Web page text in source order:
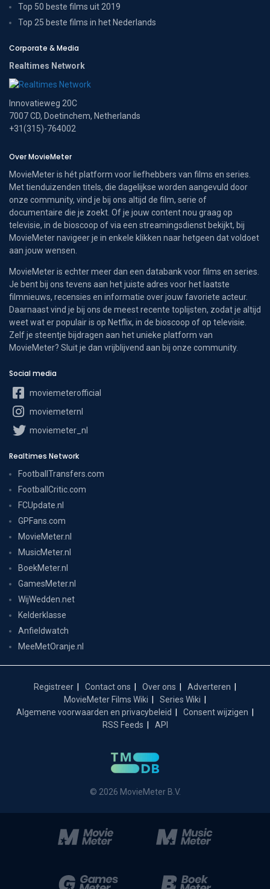
Top 50 beste films uit 2019
Top 25 beste films in het Nederlands
Corporate & Media
Realtimes Network
Innovatieweg 20C
7007 CD, Doetinchem, Netherlands
+31(315)-764002
Over MovieMeter
MovieMeter is hét platform voor liefhebbers van films en series.
Met tienduizenden titels, die dagelijkse worden aangevuld door
onze community, vind je bij ons altijd de film, serie of
documentaire die je zoekt. Of je jouw content nou graag op
televisie, in de bioscoop of via een streamingsdienst bekijkt, bij
MovieMeter navigeer je in enkele klikken naar hetgeen dat voldoet
aan jouw wensen.
MovieMeter is echter meer dan een databank voor films en series.
Je bent bij ons tevens aan het juiste adres voor het laatste
filmnieuws, recensies en informatie over jouw favoriete acteur.
Daarnaast vind je bij ons de meest recente toplijsten, zodat je altijd
weet wat er populair is op Netflix, in de bioscoop of op televisie.
Zelf je steentje bijdragen aan het unieke platform van
MovieMeter? Sluit je dan vrijblijvend aan bij onze community.
Social media
moviemeterofficial
moviemeternl
moviemeter_nl
Realtimes Network
FootballTransfers.com
FootballCritic.com
FCUpdate.nl
GPFans.com
MovieMeter.nl
MusicMeter.nl
BoekMeter.nl
GamesMeter.nl
WijWedden.net
Kelderklasse
Anfieldwatch
MeeMetOranje.nl
Registreer Contact ons Over ons
Adverteren
MovieMeter Films Wiki
Series Wiki
Algemene voorwaarden en privacybeleid
Consent wijzigen
RSS Feeds
API
© 2026 MovieMeter B.V.